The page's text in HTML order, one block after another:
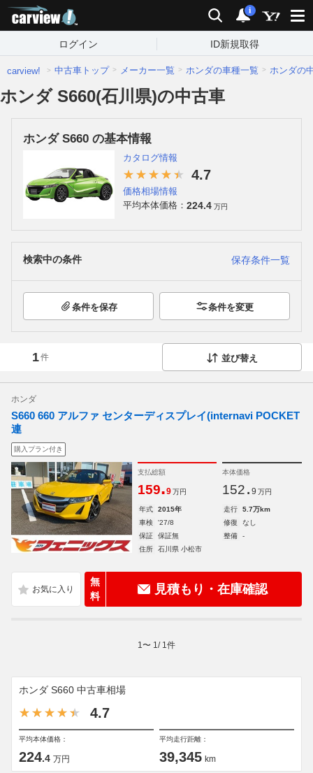
検索 通知
i
ログイン ID新規取得
carview! 中古車トップ メーカー一覧 ホンダの車種一覧 ホンダの
ホンダ S660(石川県)の中古車
ホンダ S660 の基本情報
カタログ情報
4.7
価格相場情報
平均本体価格： 224.4 万円
検索中の条件 保存条件一覧
条件を保存 条件を変更
1件 並び替え
ホンダ
S660 660 アルファ センターディスプレイ(internavi POCKET
連
購入プラン付き
支払総額
159.9 万円
本体価格
152. 9 万円
年式 2015年 走行
5.7万km
車検
'27/8 修復
なし
保証
保証無 整備
-
住所
石川県 小松市
無
料
見積もり・在庫確認
1 〜 1 / 1 件
ホンダ S660 中古車相場
4.7
平均本体価格：
224.4 万円
平均走行距離：
39,345 km